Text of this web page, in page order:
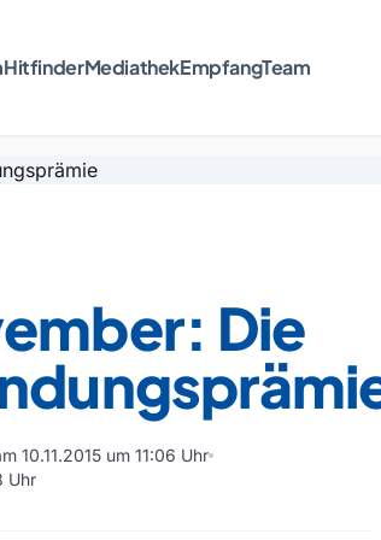
HitfinderMediathekEmpfangTeam
Die
10.11.2015 um 11:06 Uhr
Uhr